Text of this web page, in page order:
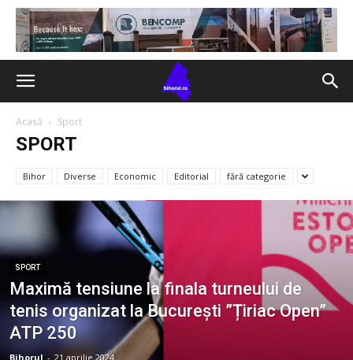
Acasă Sport
SPORT
Bihor Diverse Economic Editorial fără categorie
SPORT
Maximă tensiune la finala turneului de
tenis organizat la București ”Țiriac Open”
ATP 250
Bihorul - 21 aprilie 2024